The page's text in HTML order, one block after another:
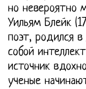
но невероятно
Уильям Блейк
поэт, родился
собой
источник
ученые